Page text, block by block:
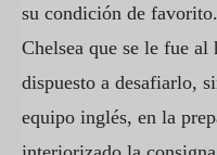
su condición de favorito.
Chelsea que se le fue
dispuesto a desafiarlo,
equipo inglés, en la